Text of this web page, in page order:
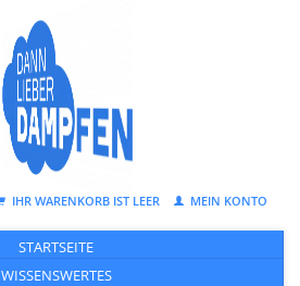
IHR WARENKORB IST LEER MEIN KONTO
STARTSEITE
WISSENSWERTES